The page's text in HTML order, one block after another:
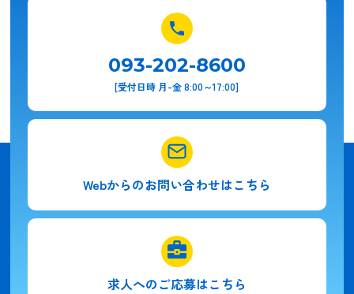
093-202-8600
[受付日時 月-金 8:00～17:00]
Webからのお問い合わせはこちら
求人へのご応募はこちら